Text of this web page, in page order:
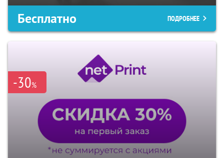
Бесплатно ПОДРОБНЕЕ
-30%